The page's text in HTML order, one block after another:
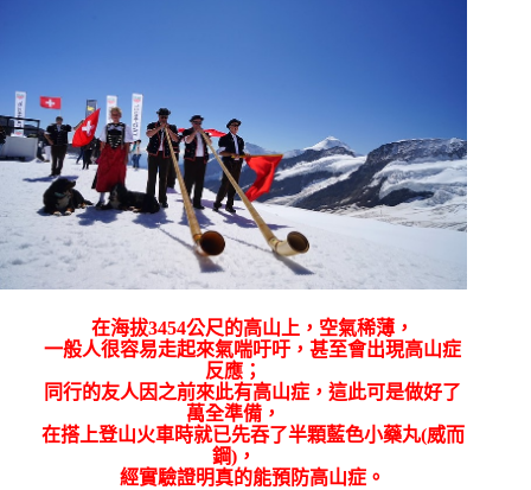
在海拔3454公尺的高山上，空氣稀薄，
一般人很容易走起來氣喘吁吁，甚至會出現高山症
反應；
同行的友人因之前來此有高山症，這此可是做好了
萬全準備，
在搭上登山火車時就已先吞了半顆藍色小藥丸(威而
鋼)，
經實驗證明真的能預防高山症。